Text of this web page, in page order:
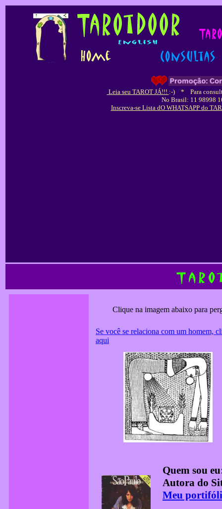
Leia seu TAROT JÁ!!! :-) *
Para
No Brasil: 11 98998
Inscreva-se Lista dO WHATSAPP do
Clique na imagem abaixo para
Se você se relaciona com um homem,
aqui
Quem sou
Autora do
Meu